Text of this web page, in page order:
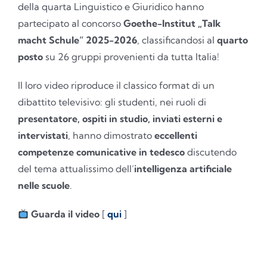
della quarta Linguistico e Giuridico hanno
partecipato al concorso Goethe-Institut „Talk
macht Schule“ 2025-2026, classificandosi al quarto
postosu 26 gruppi provenienti da tutta Italia!
Il loro video riproduce il classico format di un
dibattito televisivo: gli studenti, nei ruoli di
presentatore, ospiti in studio, inviati esterni e
intervistati, hanno dimostrato eccellenti
competenze comunicative in tedescodiscutendo
del tema attualissimo dell’intelligenza artificiale
nelle scuole.
Guarda il video [ qui ]